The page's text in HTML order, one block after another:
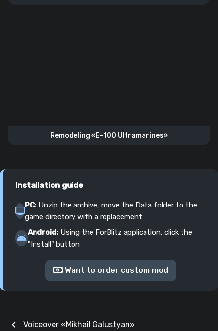
Remodeling «E-100 Ultramarines»
Installation guide
PC: Unzip the archive, move the Data folder to the
game directory with a replacement
Android: Using the ForBlitz application, click the
"Install" button
Want to order custom mod
chevron_left Voiceover «Mikhail Galustyan»